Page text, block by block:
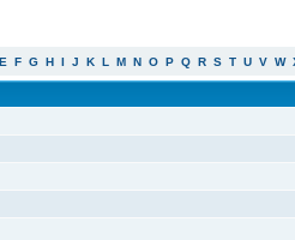
E F G H I J K L M N O P Q R S T U V W